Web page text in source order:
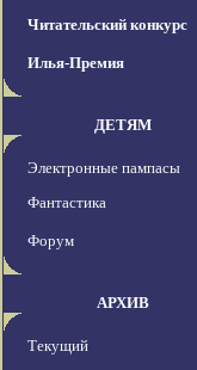
Читательский конкурс
Илья-Премия
ДЕТЯМ
Электронные пампасы
Фантастика
Форум
АРХИВ
Текущий